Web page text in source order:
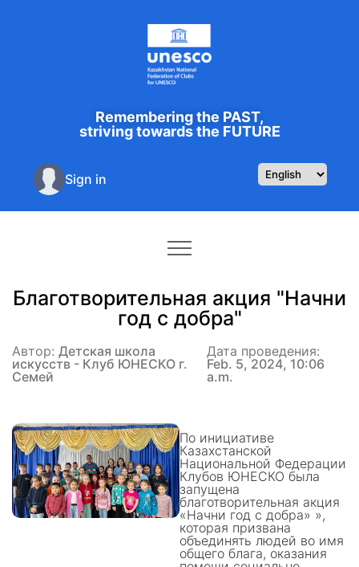
Remembering the PAST,
striving towards the FUTURE
Sign in
Благотворительная акция "Начни
год с добра"
Автор: Детская школа
искусств - Клуб ЮНЕСКО г.
Семей
Дата проведения:
Feb. 5, 2024, 10:06
a.m.
По инициативе
Казахстанской
Национальной Федерации
Клубов ЮНЕСКО была
запущена
благотворительная акция
«Начни год с добра» »,
которая призвана
объединять людей во имя
общего блага, оказания